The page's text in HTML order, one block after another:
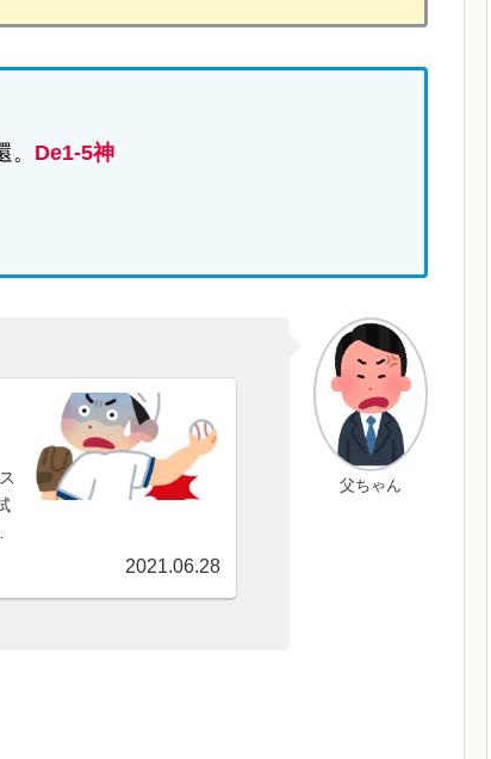
De1-5神
父ちゃん
2021.06.28